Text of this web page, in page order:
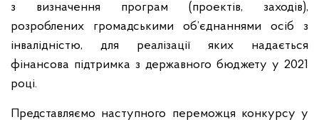
з визначення програм (проектів, заходів),
розроблених громадськими об’єднаннями осіб з
інвалідністю, для реалізації яких надається
фінансова підтримка з державного бюджету у 2021
році.
Представляємо наступного переможця конкурсу у